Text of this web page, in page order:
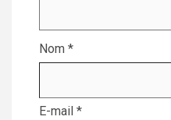
Nom *
E-mail *